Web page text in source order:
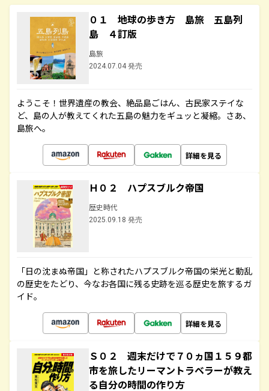
０１ 地球の歩き方 島旅 五島列
島 ４訂版
島旅
2024.07.04 発売
ようこそ！世界遺産の教会、絶品島ごはん、古民家ステイな
ど、島の人が教えてくれた五島の魅力をギュッと凝縮。さあ、
島旅へ。
詳細を見る
Ｈ０２ ハプスブルク帝国
歴史時代
2025.09.18 発売
「日の沈まぬ帝国」と称されたハプスブルク帝国の栄光と動乱
の歴史をたどり、今なお各国に残る史跡を巡る歴史を旅するガ
イド。
詳細を見る
Ｓ０２ 週末だけで７０ヵ国１５９都
市を旅したリーマントラベラーが教え
る自分の時間の作り方